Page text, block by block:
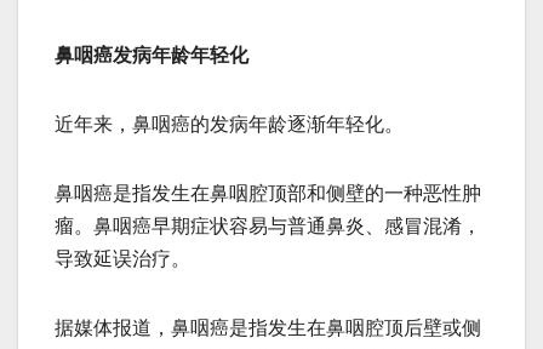
鼻咽癌发病年龄年轻化
近年来，鼻咽癌的发病年龄逐渐年轻化。
鼻咽癌是指发生在鼻咽腔顶部和侧壁的一种恶性肿
瘤。鼻咽癌早期症状容易与普通鼻炎、感冒混淆，
导致延误治疗。
据媒体报道，鼻咽癌是指发生在鼻咽腔顶后壁或侧